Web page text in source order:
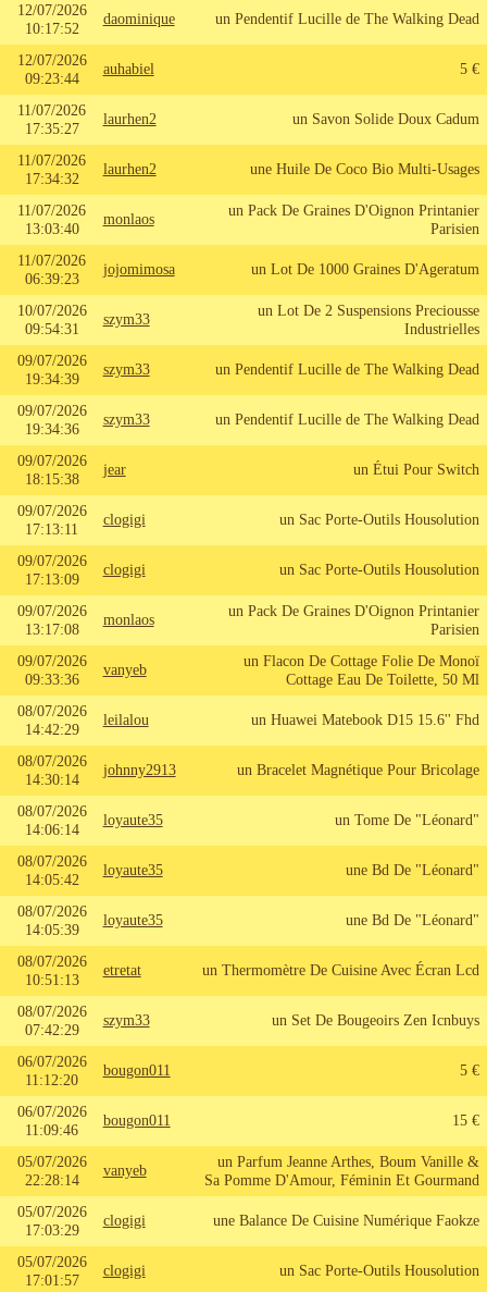
12/07/2026
10:17:52
daominique un Pendentif Lucille de The Walking Dead
12/07/2026
09:23:44
auhabiel 5 €
11/07/2026
17:35:27
laurhen2 un Savon Solide Doux Cadum
11/07/2026
17:34:32
laurhen2 une Huile De Coco Bio Multi-Usages
11/07/2026
13:03:40
monlaos
un Pack De Graines D'Oignon Printanier
Parisien
11/07/2026
06:39:23
jojomimosa un Lot De 1000 Graines D'Ageratum
10/07/2026
09:54:31
szym33
un Lot De 2 Suspensions Preciousse
Industrielles
09/07/2026
19:34:39
szym33 un Pendentif Lucille de The Walking Dead
09/07/2026
19:34:36
szym33 un Pendentif Lucille de The Walking Dead
09/07/2026
18:15:38
jear un Étui Pour Switch
09/07/2026
17:13:11
clogigi un Sac Porte-Outils Housolution
09/07/2026
17:13:09
clogigi un Sac Porte-Outils Housolution
09/07/2026
13:17:08
monlaos
un Pack De Graines D'Oignon Printanier
Parisien
09/07/2026
09:33:36
vanyeb
un Flacon De Cottage Folie De Monoï
Cottage Eau De Toilette, 50 Ml
08/07/2026
14:42:29
leilalou un Huawei Matebook D15 15.6'' Fhd
08/07/2026
14:30:14
johnny2913 un Bracelet Magnétique Pour Bricolage
08/07/2026
14:06:14
loyaute35 un Tome De "Léonard"
08/07/2026
14:05:42
loyaute35 une Bd De "Léonard"
08/07/2026
14:05:39
loyaute35 une Bd De "Léonard"
08/07/2026
10:51:13
etretat un Thermomètre De Cuisine Avec Écran Lcd
08/07/2026
07:42:29
szym33 un Set De Bougeoirs Zen Icnbuys
06/07/2026
11:12:20
bougon011 5 €
06/07/2026
11:09:46
bougon011 15 €
05/07/2026
22:28:14
vanyeb
un Parfum Jeanne Arthes, Boum Vanille &
Sa Pomme D'Amour, Féminin Et Gourmand
05/07/2026
17:03:29
clogigi une Balance De Cuisine Numérique Faokze
05/07/2026
17:01:57
clogigi un Sac Porte-Outils Housolution